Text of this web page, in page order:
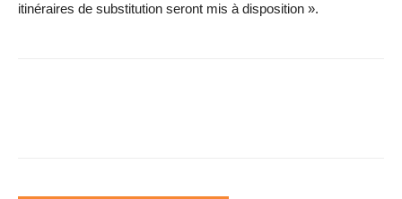
itinéraires de substitution seront mis à disposition ».